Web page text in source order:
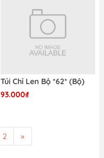
Túi Chỉ Len Bộ *62* (Bộ)
93.000₫
2 »